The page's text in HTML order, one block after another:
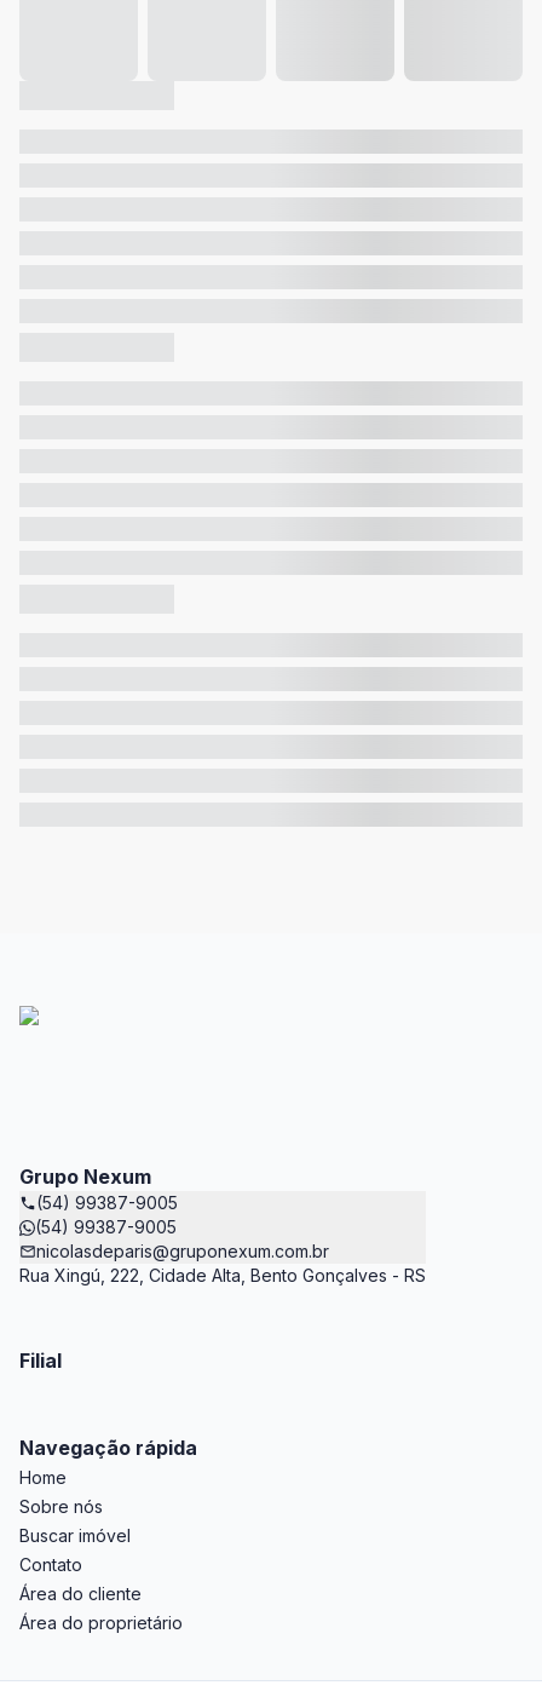
Grupo Nexum
(54) 99387-9005
(54) 99387-9005
nicolasdeparis@gruponexum.com.br
Rua Xingú, 222, Cidade Alta, Bento Gonçalves - RS
Filial
Navegação rápida
Home
Sobre nós
Buscar imóvel
Contato
Área do cliente
Área do proprietário